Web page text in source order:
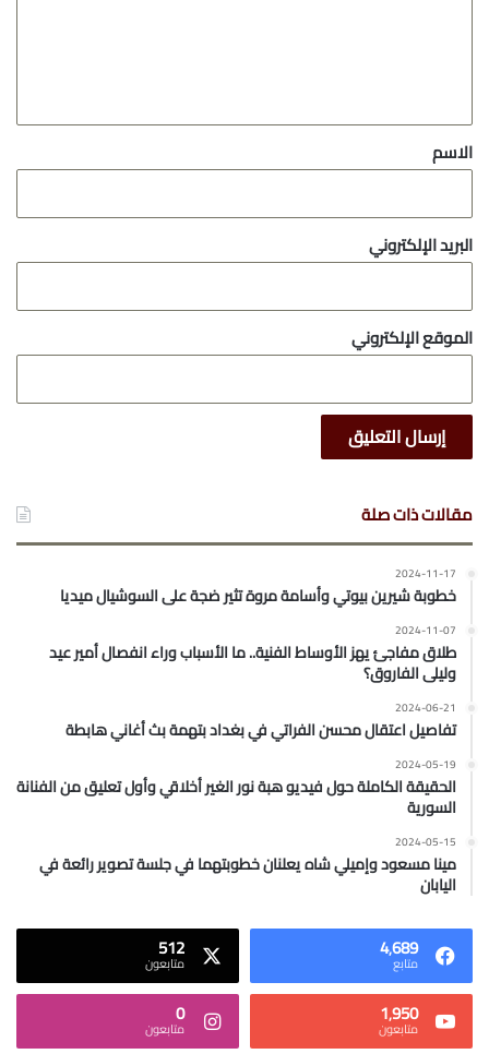
*
الاسم
البريد الإلكتروني
الموقع الإلكتروني
مقالات ذات صلة
2024-11-17
خطوبة شيرين بيوتي وأسامة مروة تثير ضجة على السوشيال ميديا
2024-11-07
طلاق مفاجئ يهز الأوساط الفنية.. ما الأسباب وراء انفصال أمير عيد
وليلى الفاروق؟
2024-06-21
تفاصيل اعتقال محسن الفراتي في بغداد بتهمة بث أغاني هابطة
2024-05-19
الحقيقة الكاملة حول فيديو هبة نور الغير أخلاقي وأول تعليق من الفنانة
السورية
2024-05-15
مينا مسعود وإميلي شاه يعلنان خطوبتهما في جلسة تصوير رائعة في
اليابان
4٬689
متابع 512
متابعون
1٬950
متابعون 0
متابعون